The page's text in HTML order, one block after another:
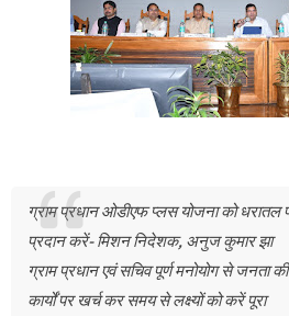
ग्राम प्रधान ओडीएफ प्लस योजना को
प्रदान करें- मिशन निदेशक, अनुज कुमार झा
ग्राम प्रधान एवं सचिव पूर्ण मनोयोग से जनता
कार्यों पर खर्च कर समय से लक्ष्यों को करें पूरा